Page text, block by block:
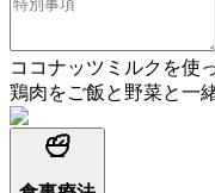
ココナッツミルクを使
鶏肉をご飯と野菜と一